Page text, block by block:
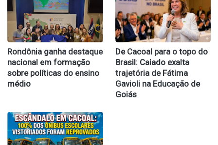
Rondônia ganha destaque
nacional em formação
sobre políticas do ensino
médio
De Cacoal para o topo do
Brasil: Caiado exalta
trajetória de Fátima
Gavioli na Educação de
Goiás